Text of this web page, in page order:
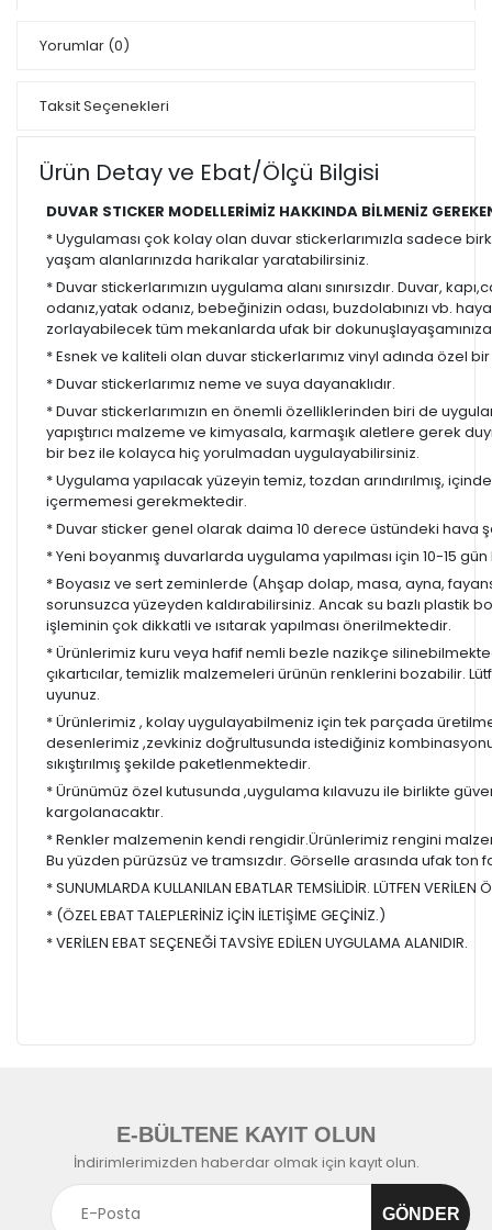
Yorumlar (0)
Taksit Seçenekleri
Ürün Detay ve Ebat/Ölçü Bilgisi
DUVAR STICKER MODELLERİMİZ HAKKINDA BİLMENİZ
* Uygulaması çok kolay olan duvar stickerlarımızla sadece
yaşam alanlarınızda harikalar yaratabilirsiniz.
* Duvar stickerlarımızın uygulama alanı sınırsızdır. Duvar,
odanız,yatak odanız, bebeğinizin odası, buzdolabınızı vb.
zorlayabilecek tüm mekanlarda ufak bir
* Esnek ve kaliteli olan duvar stickerlarımız vinyl adında özel
* Duvar stickerlarımız neme ve suya dayanaklıdır.
* Duvar stickerlarımızın en önemli özelliklerinden biri de
yapıştırıcı malzeme ve kimyasala, karmaşık aletlere gerek
bir bez ile kolayca hiç yorulmadan uygulayabilirsiniz.
* Uygulama yapılacak yüzeyin temiz, tozdan arındırılmış,
içermemesi gerekmektedir.
* Duvar sticker genel olarak daima 10 derece üstündeki hava
* Yeni boyanmış duvarlarda uygulama yapılması için 10-15
* Boyasız ve sert zeminlerde (Ahşap dolap, masa, ayna,
sorunsuzca yüzeyden kaldırabilirsiniz. Ancak su bazlı plastik
işleminin çok dikkatli ve ısıtarak yapılması önerilmektedir.
* Ürünlerimiz kuru veya hafif nemli bezle nazikçe
çıkartıcılar, temizlik malzemeleri ürünün renklerini bozabilir.
uyunuz.
* Ürünlerimiz , kolay uygulayabilmeniz için tek parçada
desenlerimiz ,zevkiniz doğrultusunda istediğiniz
sıkıştırılmış şekilde paketlenmektedir.
* Ürünümüz özel kutusunda ,uygulama kılavuzu ile birlikte
kargolanacaktır.
* Renkler malzemenin kendi rengidir.Ürünlerimiz rengini
Bu yüzden pürüzsüz ve tramsızdır. Görselle arasında ufak ton
* SUNUMLARDA KULLANILAN EBATLAR TEMSİLİDİR. LÜTFEN VERİLEN
* (ÖZEL EBAT TALEPLERİNİZ İÇİN İLETİŞİME GEÇİNİZ.)
* VERİLEN EBAT SEÇENEĞİ TAVSİYE EDİLEN UYGULAMA ALANIDIR.
E-BÜLTENE KAYIT OLUN
İndirimlerimizden haberdar olmak için kayıt olun.